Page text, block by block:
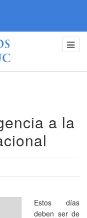
a la
Estos días
deben ser de